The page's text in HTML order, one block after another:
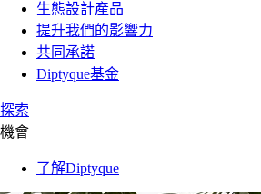
生態設計產品
提升我們的影響力
共同承諾
Diptyque基金
探索
機會
了解Diptyque